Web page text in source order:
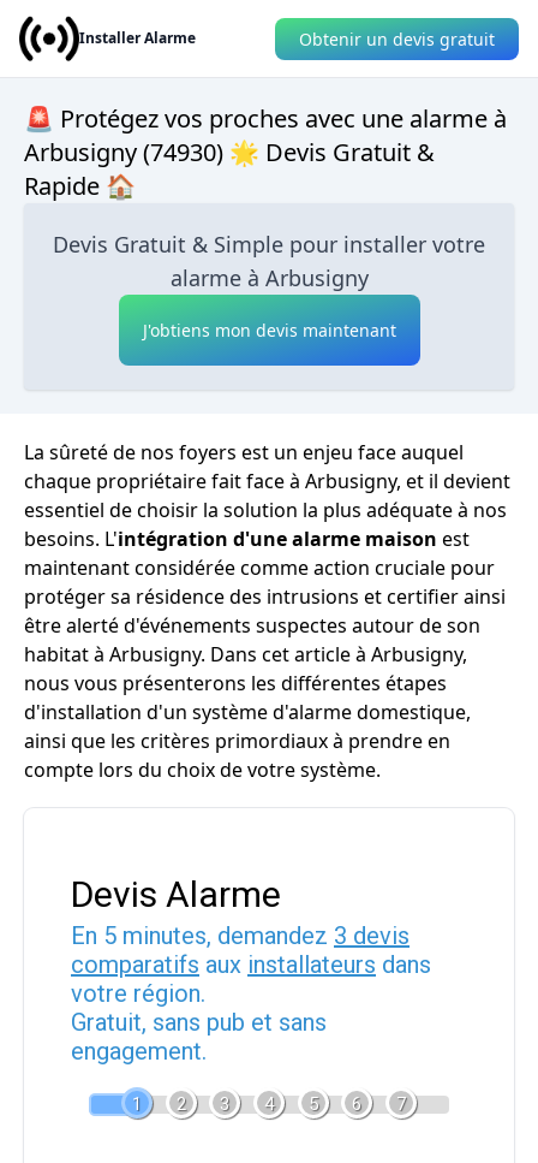
Installer Alarme Obtenir un devis gratuit
🚨 Protégez vos proches avec une alarme à
Arbusigny (74930) 🌟 Devis Gratuit &
Rapide 🏠
Devis Gratuit & Simple pour installer votre
alarme à Arbusigny
J'obtiens mon devis maintenant
La sûreté de nos foyers est un enjeu face auquel
chaque propriétaire fait face à Arbusigny, et il devient
essentiel de choisir la solution la plus adéquate à nos
besoins. L'intégration d'une alarme maison est
maintenant considérée comme action cruciale pour
protéger sa résidence des intrusions et certifier ainsi
être alerté d'événements suspectes autour de son
habitat à Arbusigny. Dans cet article à Arbusigny,
nous vous présenterons les différentes étapes
d'installation d'un système d'alarme domestique,
ainsi que les critères primordiaux à prendre en
compte lors du choix de votre système.
Devis Alarme
En 5 minutes, demandez 3 devis
comparatifs aux installateurs dans
votre région.
Gratuit, sans pub et sans
engagement.
1 2 3 4 5 6 7